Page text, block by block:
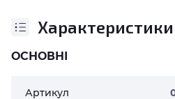
Характеристики
ОСНОВНІ
Артикул